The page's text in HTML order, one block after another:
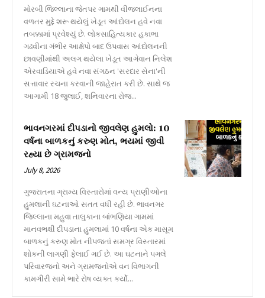
મોરબી જિલ્લાના જેતપર ગામથી વીજલાઈનના
વળતર મુદ્દે શરૂ થયેલું ખેડૂત આંદોલન હવે નવા
તબક્કામાં પ્રવેશ્યું છે. લોકસાહિત્યકાર હકાભા
ગઢવીના ગંભીર આક્ષેપો બાદ ઉપવાસ આંદોલનની
છાવણીમાંથી અલગ થયેલા ખેડૂત આગેવાન નિલેશ
એરવાડિયાએ હવે નવા સંગઠન 'સરદાર સેના'ની
સત્તાવાર રચના કરવાની જાહેરાત કરી છે. સાથે જ
આગામી 18 જુલાઈ, શનિવારના રોજ...
ભાવનગરમાં દીપડાનો જીવલેણ હુમલો: 10
વર્ષના બાળકનું કરુણ મોત, ભયમાં જીવી
રહ્યા છે ગ્રામજનો
July 8, 2026
ગુજરાતના ગ્રામ્ય વિસ્તારોમાં વન્ય પ્રાણીઓના
હુમલાની ઘટનાઓ સતત વધી રહી છે. ભાવનગર
જિલ્લાના મહુવા તાલુકાના બાંભણિયા ગામમાં
માનવભક્ષી દીપડાના હુમલામાં 10 વર્ષના એક માસૂમ
બાળકનું કરુણ મોત નીપજતાં સમગ્ર વિસ્તારમાં
શોકની લાગણી ફેલાઈ ગઈ છે. આ ઘટનાને પગલે
પરિવારજનો અને ગ્રામજનોએ વન વિભાગની
કામગીરી સામે ભારે રોષ વ્યક્ત કર્યો...